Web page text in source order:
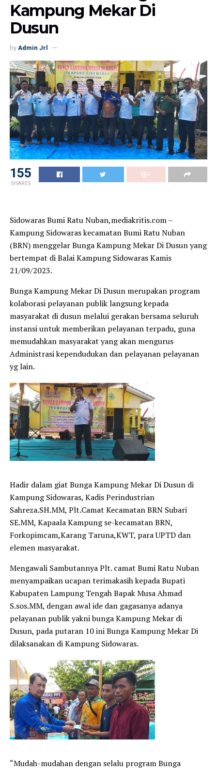
Kampung Mekar Di
Dusun
by Admin Jrl
155
SHARES
Sidowaras Bumi Ratu Nuban,mediakritis.com –
Kampung Sidowaras kecamatan Bumi Ratu Nuban
(BRN) menggelar Bunga Kampung Mekar Di Dusun yang
bertempat di Balai Kampung Sidowaras Kamis
21/09/2023.
Bunga Kampung Mekar Di Dusun merupakan program
kolaborasi pelayanan publik langsung kepada
masyarakat di dusun melalui gerakan bersama seluruh
instansi untuk memberikan pelayanan terpadu, guna
memudahkan masyarakat yang akan mengurus
Administrasi kependudukan dan pelayanan pelayanan
yg lain.
Hadir dalam giat Bunga Kampung Mekar Di Dusun di
Kampung Sidowaras, Kadis Perindustrian
Sahreza.SH.MM, Plt.Camat Kecamatan BRN Subari
SE.MM, Kapaala Kampung se-kecamatan BRN,
Forkopimcam,Karang Taruna,KWT, para UPTD dan
elemen masyarakat.
Mengawali Sambutannya Plt. camat Bumi Ratu Nuban
menyampaikan ucapan terimakasih kepada Bupati
Kabupaten Lampung Tengah Bapak Musa Ahmad
S.sos.MM, dengan awal ide dan gagasanya adanya
pelayanan publik yakni bunga Kampung Mekar di
Dusun, pada putaran 10 ini Bunga Kampung Mekar Di
dilaksanakan di Kampung Sidowaras.
“Mudah-mudahan dengan selalu program Bunga